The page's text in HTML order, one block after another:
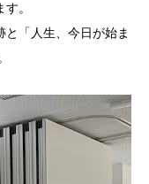
。
と「人生、今日が始ま